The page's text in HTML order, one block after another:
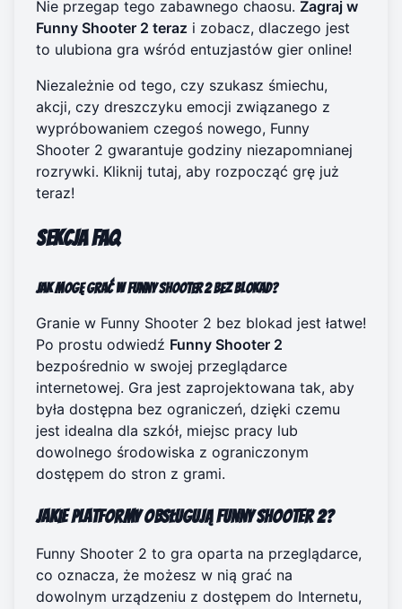
Nie przegap tego zabawnego chaosu. Zagraj w
Funny Shooter 2 teraz i zobacz, dlaczego jest
to ulubiona gra wśród entuzjastów gier online!
Niezależnie od tego, czy szukasz śmiechu,
akcji, czy dreszczyku emocji związanego z
wypróbowaniem czegoś nowego, Funny
Shooter 2 gwarantuje godziny niezapomnianej
rozrywki. Kliknij tutaj, aby rozpocząć grę już
teraz!
Sekcja FAQ
Jak mogę grać w Funny Shooter 2 bez blokad?
Granie w Funny Shooter 2 bez blokad jest łatwe!
Po prostu odwiedź Funny Shooter 2
bezpośrednio w swojej przeglądarce
internetowej. Gra jest zaprojektowana tak, aby
była dostępna bez ograniczeń, dzięki czemu
jest idealna dla szkół, miejsc pracy lub
dowolnego środowiska z ograniczonym
dostępem do stron z grami.
Jakie platformy obsługują Funny Shooter 2?
Funny Shooter 2 to gra oparta na przeglądarce,
co oznacza, że możesz w nią grać na
dowolnym urządzeniu z dostępem do Internetu,